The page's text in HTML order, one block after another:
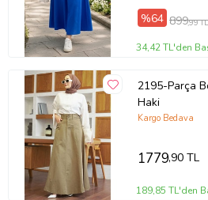
%64 899,99 TL
34,42 TL'den
2195-Parça Boyalı
Haki
Kargo Bedava
1779,90 TL
189,85 TL'den